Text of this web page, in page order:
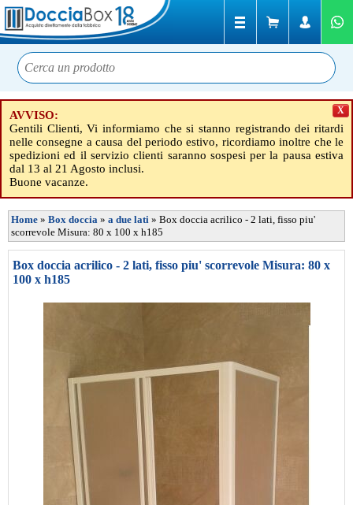
AVVISO:
Gentili Clienti, Vi informiamo che si stanno registrando dei ritardi
nelle consegne a causa del periodo estivo, ricordiamo inoltre che le
spedizioni ed il servizio clienti saranno sospesi per la pausa estiva
dal 13 al 21 Agosto inclusi.
Buone vacanze.
X
Home » Box doccia » a due lati » Box doccia acrilico - 2 lati, fisso piu'
scorrevole Misura: 80 x 100 x h185
Box doccia acrilico - 2 lati, fisso piu' scorrevole Misura: 80 x
100 x h185